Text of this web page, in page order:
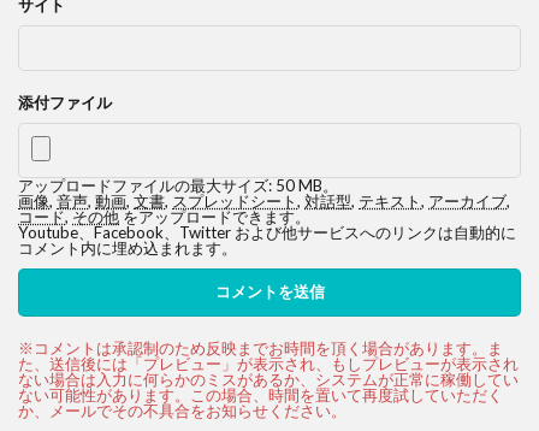
サイト
添付ファイル
アップロードファイルの最大サイズ: 50 MB。
画像, 音声, 動画, 文書, スプレッドシート, 対話型, テキスト, アーカイブ,
コード,その他をアップロードできます。
Youtube、Facebook、Twitter および他サービスへのリンクは自動的に
コメント内に埋め込まれます。